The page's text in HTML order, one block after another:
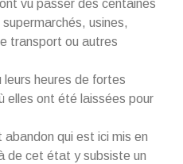
vu passer des centaines
usines,
transport ou autres
heures de fortes
elles ont été laissées pour
abandon qui est ici mis en
de cet état y subsiste un